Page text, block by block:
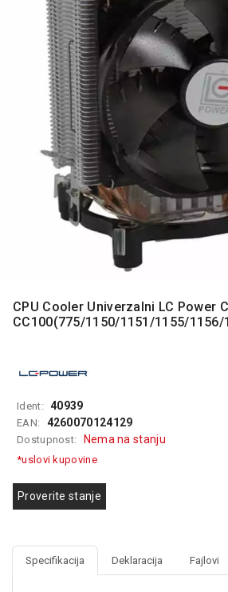
MONITORI
DODATNA
OPREMA
MOBILNI I
TELEFONI
KOMPONENTE
ZAŠTITA
SOLARNI
MREŽNA
ŠTAMPAČI,
CPU Cooler Univerzalni LC Power
CC100(775/1150/1151/1155/
Ident: 40939
EAN: 4260070124129
Dostupnost: Nema na stanju
*uslovi kupovine
Proverite stanje
Specifikacija Deklaracija Fajlovi